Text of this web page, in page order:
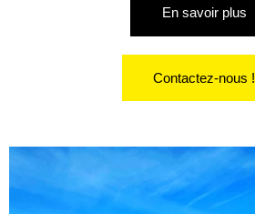
En savoir plus
Contactez-nous !